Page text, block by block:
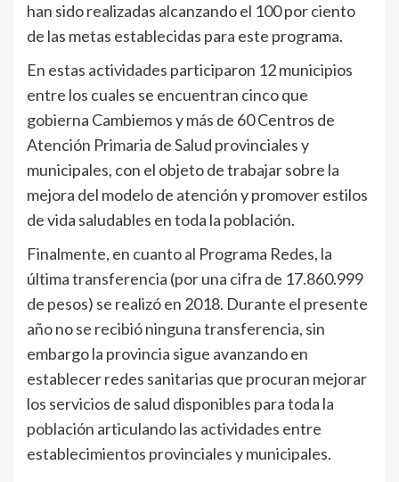
han sido realizadas alcanzando el 100 por ciento
de las metas establecidas para este programa.
En estas actividades participaron 12 municipios
entre los cuales se encuentran cinco que
gobierna Cambiemos y más de 60 Centros de
Atención Primaria de Salud provinciales y
municipales, con el objeto de trabajar sobre la
mejora del modelo de atención y promover estilos
de vida saludables en toda la población.
Finalmente, en cuanto al Programa Redes, la
última transferencia (por una cifra de 17.860.999
de pesos) se realizó en 2018. Durante el presente
año no se recibió ninguna transferencia, sin
embargo la provincia sigue avanzando en
establecer redes sanitarias que procuran mejorar
los servicios de salud disponibles para toda la
población articulando las actividades entre
establecimientos provinciales y municipales.